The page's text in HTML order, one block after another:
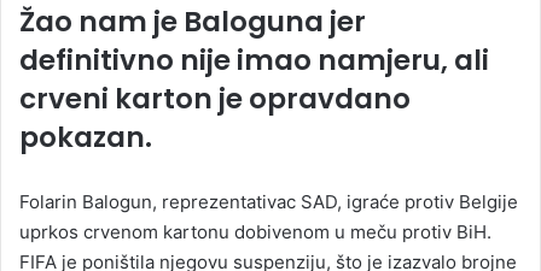
Žao nam je Baloguna jer
definitivno nije imao namjeru, ali
crveni karton je opravdano
pokazan.
Folarin Balogun, reprezentativac SAD, igraće protiv Belgije
uprkos crvenom kartonu dobivenom u meču protiv BiH.
FIFA je poništila njegovu suspenziju, što je izazvalo brojne